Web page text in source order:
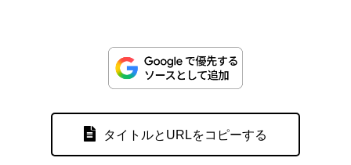
タイトルとURLをコピーする